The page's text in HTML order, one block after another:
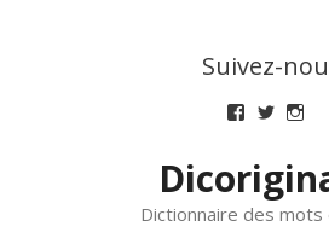
Suivez-
Voir
de
sur
Facebook
Voir
de
sur
Twitter
de
sur
Dictionnaire des mots